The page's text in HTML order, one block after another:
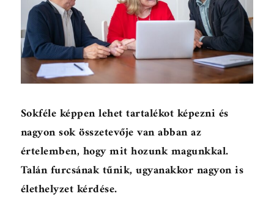
Sokféle képpen lehet tartalékot képezni és
nagyon sok összetevője van abban az
értelemben, hogy mit hozunk magunkkal.
Talán furcsának tűnik, ugyanakkor nagyon is
élethelyzet kérdése.